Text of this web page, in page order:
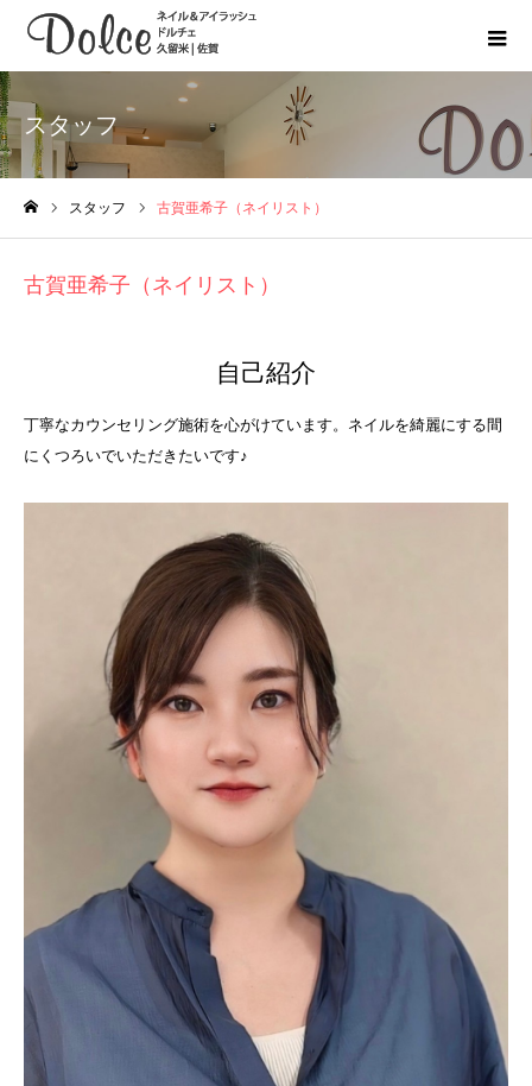
スタッフ
スタッフ 古賀亜希子（ネイリスト）
古賀亜希子（ネイリスト）
自己紹介
丁寧なカウンセリング施術を心がけています。ネイルを綺麗にする間
にくつろいでいただきたいです♪